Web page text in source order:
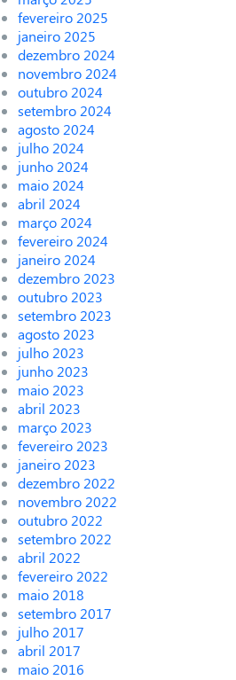
fevereiro 2025
janeiro 2025
dezembro 2024
novembro 2024
outubro 2024
setembro 2024
agosto 2024
julho 2024
junho 2024
maio 2024
abril 2024
março 2024
fevereiro 2024
janeiro 2024
dezembro 2023
outubro 2023
setembro 2023
agosto 2023
julho 2023
junho 2023
maio 2023
abril 2023
março 2023
fevereiro 2023
janeiro 2023
dezembro 2022
novembro 2022
outubro 2022
setembro 2022
abril 2022
fevereiro 2022
maio 2018
setembro 2017
julho 2017
abril 2017
maio 2016